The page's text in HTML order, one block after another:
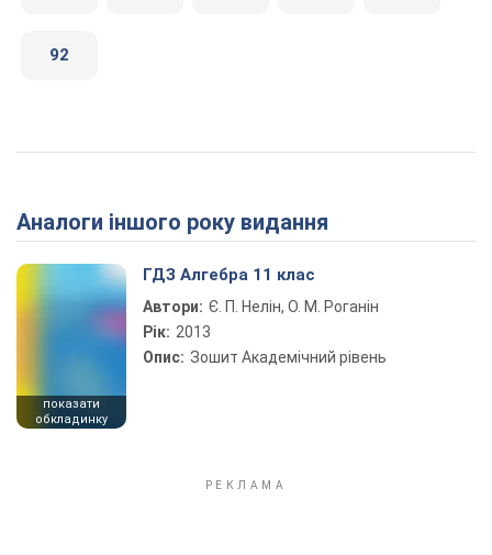
92
Аналоги іншого року видання
показати
обкладинку
ГДЗ Алгебра 11 клас
Автори: Є. П. Нелін, О. М. Роганін
Рік: 2013
Опис: Зошит Академічний рівень